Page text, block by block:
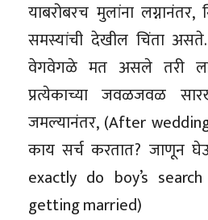
याबरोबरच मुलांना लग्नानंतर,
समस्यांची देखील चिंता असते.
वेगवेगळे मत असले तरी
प्रत्येकाच्या जवळजवळ
जमल्यानंतर, (After
काय सर्च करतात? जाणून
exactly do boy’s
getting married)